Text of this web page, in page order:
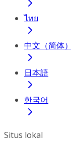
ไทย
中文（简体）
日本語
한국어
Situs lokal